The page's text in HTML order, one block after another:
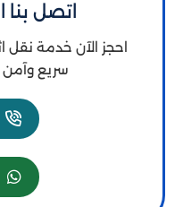
اتصل بنا
احجز الآن خدمة
سريع وآمن